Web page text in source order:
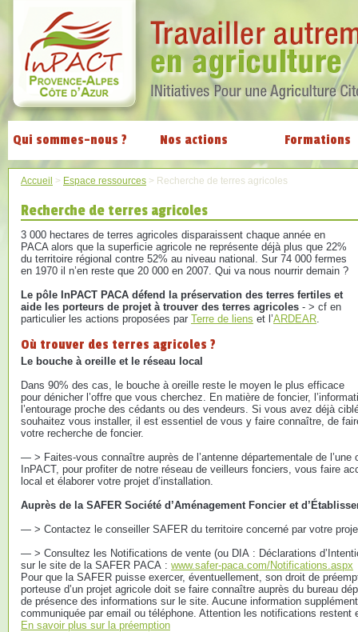
Qui sommes-nous ? Nos actions Formations
Accueil > Espace ressources > Recherche de terres agricoles
Recherche de terres agricoles
3 000 hectares de terres agricoles disparaissent chaque année en
PACA alors que la superficie agricole ne représente déjà plus que 22%
du territoire régional contre 52% au niveau national. Sur 74 000 fermes
en 1970 il n’en reste que 20 000 en 2007. Qui va nous nourrir demain ?
Le pôle InPACT PACA défend la préservation des terres fertiles et
aide les porteurs de projet à trouver des terres agricoles - > cf en
particulier les actions proposées par Terre de liens et l’ARDEAR.
Où trouver des terres agricoles ?
Le bouche à oreille et le réseau local
Dans 90% des cas, le bouche à oreille reste le moyen le plus efficace
pour dénicher l’offre que vous cherchez. En matière de foncier,
l’entourage proche des cédants ou des vendeurs. Si vous avez déjà
souhaitez vous installer, il est essentiel de vous y faire connaître, de
votre recherche de foncier.
— > Faites-vous connaître auprès de l’antenne départementale de l’une
InPACT, pour profiter de notre réseau de veilleurs fonciers, vous faire
local et élaborer votre projet d’installation.
Auprès de la SAFER Société d’Aménagement Foncier et
— > Contactez le conseiller SAFER du territoire concerné par votre
— > Consultez les Notifications de vente (ou DIA : Déclarations
sur le site de la SAFER PACA : www.safer-paca.com/Notifications.aspx
Pour que la SAFER puisse exercer, éventuellement, son droit de
porteuse d’un projet agricole doit se faire connaître auprès du bureau
de présence des informations sur le site. Aucune information
communiquée par email ou téléphone. Attention les notifications restent
En savoir plus sur la préemption